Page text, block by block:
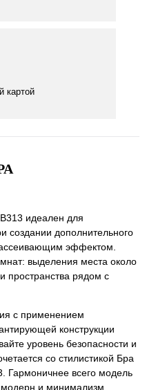
картой
идеален для
создании дополнительного
эффектом.
выделения места около
пространства рядом с
с применением
конструкции
уровень безопасности и
со стилистикой Бра
Гармоничнее всего модель
модерн и минимализм.